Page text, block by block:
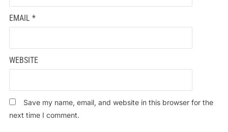
EMAIL *
WEBSITE
Save my name, email, and website in this browser for the
next time I comment.